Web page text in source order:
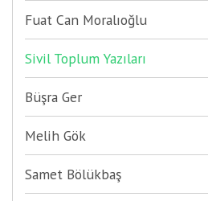
Fuat Can Moralıoğlu
Sivil Toplum Yazıları
Büşra Ger
Melih Gök
Samet Bölükbaş